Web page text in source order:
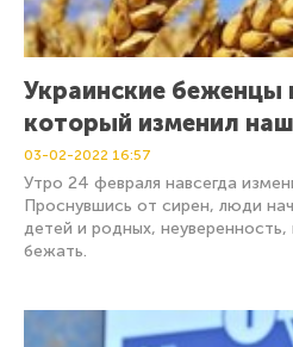
Украинские беженцы
который изменил
03-02-2022 16:57
Утро 24 февраля навсегда
Проснувшись от сирен, люди
детей и родных, неуверенность,
бежать.